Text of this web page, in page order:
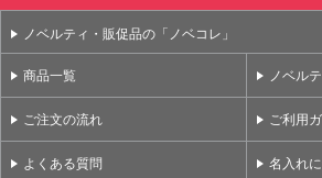
ノベルティ・販促品の「ノベコレ」
商品一覧 ノベル
ご注文の流れ ご利用
よくある質問 名入れ